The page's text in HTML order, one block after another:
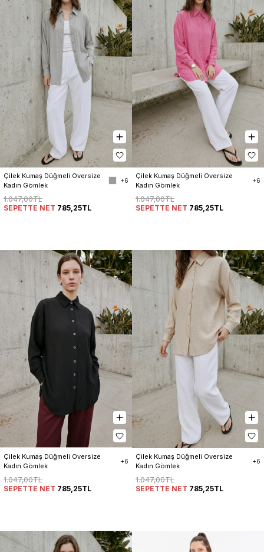
Çilek Kumaş Düğmeli Oversize
Kadın Gömlek
+6
1.047,00TL
SEPETTE NET 785,25TL
Çilek Kumaş Düğmeli Oversize
Kadın Gömlek
+6
1.047,00TL
SEPETTE NET 785,25TL
Çilek Kumaş Düğmeli Oversize
Kadın Gömlek
+6
1.047,00TL
SEPETTE NET 785,25TL
Çilek Kumaş Düğmeli Oversize
Kadın Gömlek
+6
1.047,00TL
SEPETTE NET 785,25TL